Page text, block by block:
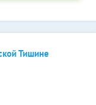
Тишине